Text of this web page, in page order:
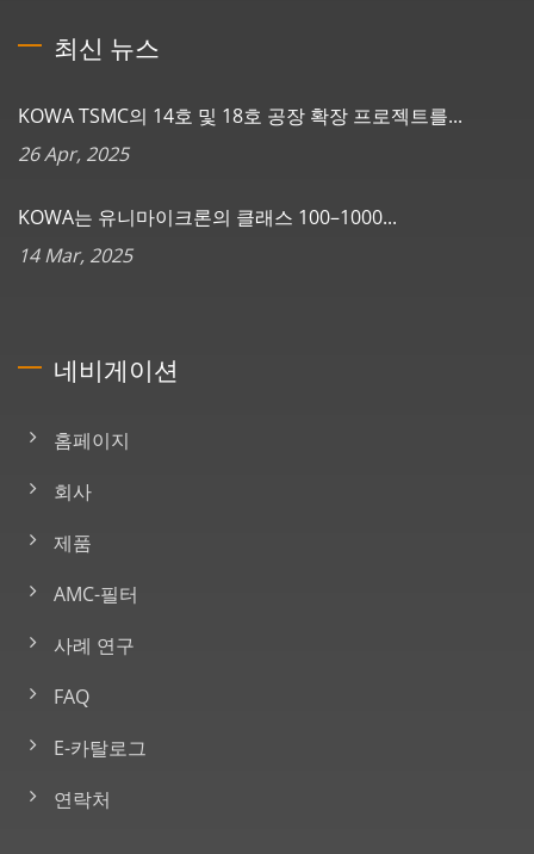
최신 뉴스
KOWA TSMC의 14호 및 18호 공장 확장 프로젝트를...
26 Apr, 2025
KOWA는 유니마이크론의 클래스 100–1000...
14 Mar, 2025
네비게이션
홈페이지
회사
제품
AMC-필터
사례 연구
FAQ
E-카탈로그
연락처